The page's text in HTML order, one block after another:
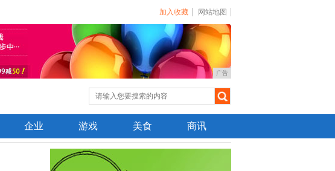
加入收藏 网站地图
广告
企业 游戏 美食 商讯